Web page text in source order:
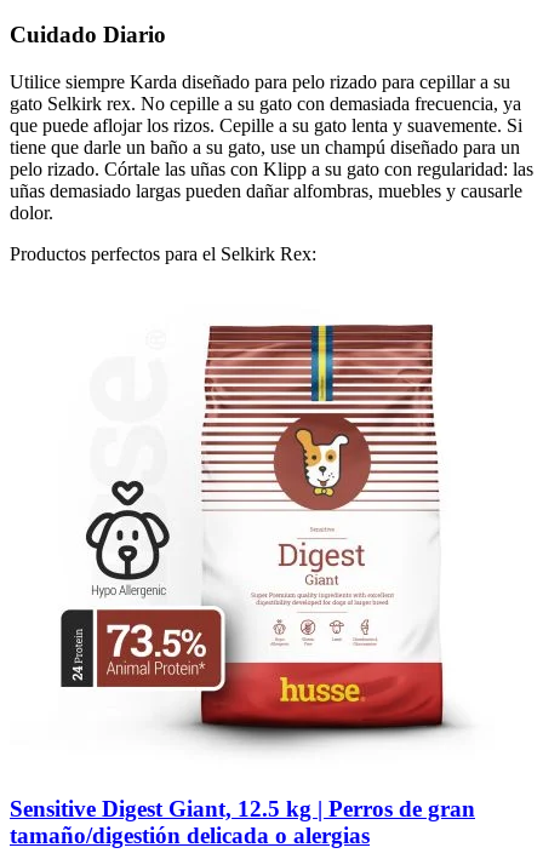
Cuidado Diario
Utilice siempre Karda diseñado para pelo rizado para cepillar a su
gato Selkirk rex. No cepille a su gato con demasiada frecuencia, ya
que puede aflojar los rizos. Cepille a su gato lenta y suavemente. Si
tiene que darle un baño a su gato, use un champú diseñado para un
pelo rizado. Córtale las uñas con Klipp a su gato con regularidad: las
uñas demasiado largas pueden dañar alfombras, muebles y causarle
dolor.
Productos perfectos para el Selkirk Rex:
Sensitive Digest Giant, 12.5 kg | Perros de gran
tamaño/digestión delicada o alergias